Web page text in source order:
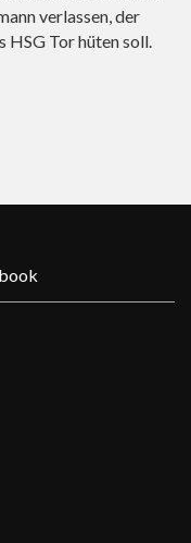
verlassen, der
HSG Tor hüten soll.